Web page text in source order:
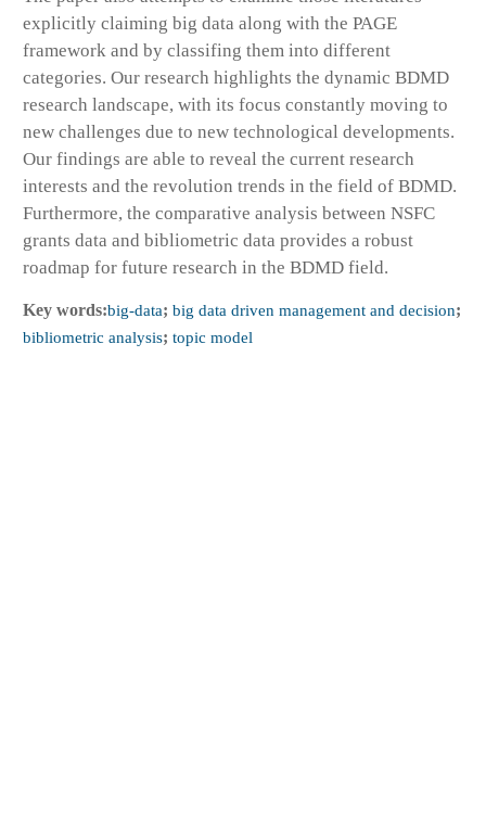
explicitly claiming big data along with the PAGE
framework and by classifing them into different
categories. Our research highlights the dynamic BDMD
research landscape, with its focus constantly moving to
new challenges due to new technological developments.
Our findings are able to reveal the current research
interests and the revolution trends in the field of BDMD.
Furthermore, the comparative analysis between NSFC
grants data and bibliometric data provides a robust
roadmap for future research in the BDMD field.
Key words:big-data; big data driven management and decision;
bibliometric analysis; topic model